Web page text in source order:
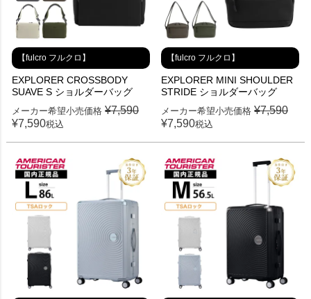
【fulcro フルクロ】
EXPLORER CROSSBODY
SUAVE S ショルダーバッグ
メーカー希望小売価格 ¥7,590
¥7,590税込
【fulcro フルクロ】
EXPLORER MINI SHOULDER
STRIDE ショルダーバッグ
メーカー希望小売価格 ¥7,590
¥7,590税込